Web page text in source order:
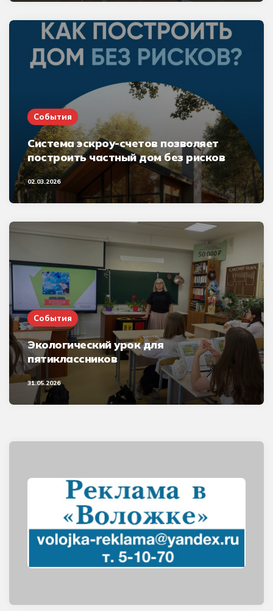
События
Система эскроу-счетов позволяет
построить частный дом без рисков
02.03.2026
События
Экологический урок для
пятиклассников
31.05.2026